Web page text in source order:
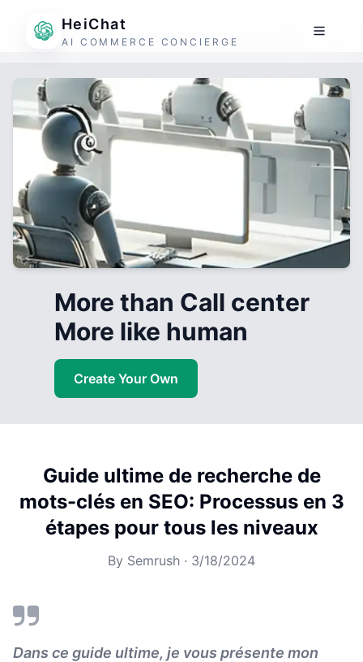
HeiChat
AI COMMERCE CONCIERGE
More than Call center
More like human
Create Your Own
Guide ultime de recherche de
mots-clés en SEO: Processus en 3
étapes pour tous les niveaux
By Semrush · 3/18/2024
Dans ce guide ultime, je vous présente mon